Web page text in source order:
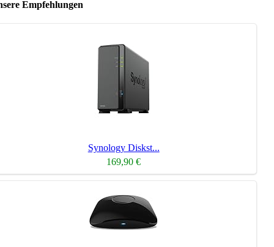
Empfehlungen
Synology Diskst...
169,90 €